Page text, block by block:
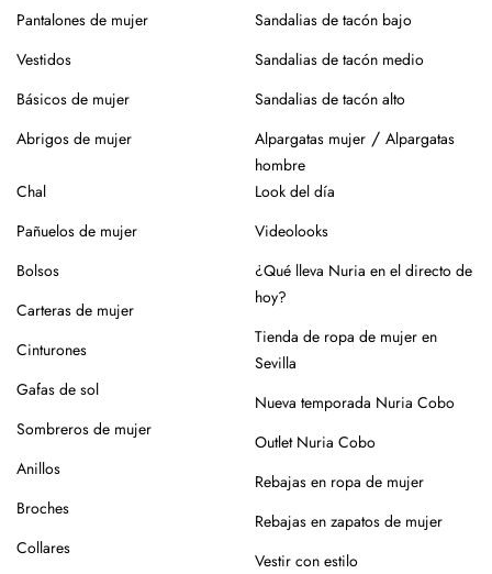
Evita la exposición directa al sol durante mucho tiempo.
de la prenda.
Para los zapatos:
Nuestros zapatos están hechos con materiales naturales
como piel o yute, que requieren cuidados específicos.
suciedad, limpiar con un paño ligeramente húmedo y
productos específicos para calzado de piel. Guarda en
lugar seco y con forma (relleno de papel o con horma),
alejados de fuentes de calor.
Para los modelos de yute, evita mojar la suela. En caso de
roce, usa un cepillo suave en seco.
Siempre es mejor guardarlos en su caja o funda de tela,
para que se conserven como el primer día.
Si tienes alguna duda, puedes consultarnos.
Pantalones de mujer
Vestidos
Básicos de mujer
Abrigos de mujer
Sandalias de tacón bajo
Sandalias de tacón medio
Sandalias de tacón alto
Alpargatas mujer / Alpargatas
hombre
Chal
Pañuelos de mujer
Bolsos
Carteras de mujer
Cinturones
Gafas de sol
Sombreros de mujer
Anillos
Broches
Collares
Look del día
Videolooks
¿Qué lleva Nuria en el directo de
hoy?
Tienda de ropa de mujer en
Sevilla
Nueva temporada Nuria Cobo
Outlet Nuria Cobo
Rebajas en ropa de mujer
Rebajas en zapatos de mujer
Vestir con estilo